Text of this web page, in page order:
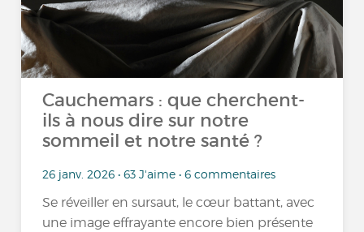
Cauchemars : que cherchent-
ils à nous dire sur notre
sommeil et notre santé ?
26 janv. 2026 • 63 J'aime • 6 commentaires
Se réveiller en sursaut, le cœur battant, avec
une image effrayante encore bien présente